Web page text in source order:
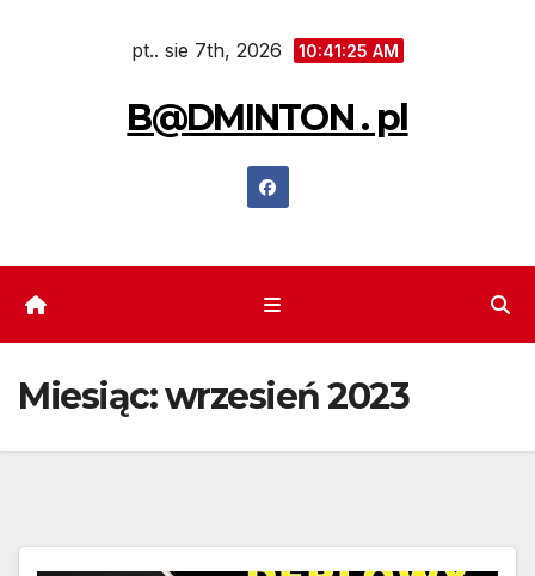
pt.. sie 7th, 2026 10:41:26 AM
B@DMINTON . pl
Miesiąc:wrzesień 2023